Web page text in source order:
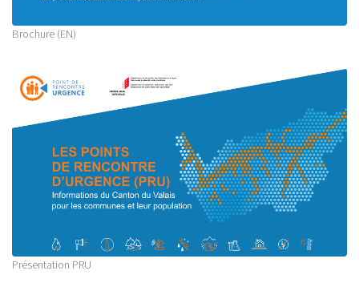
Brochure (EN)
Présentation PRU